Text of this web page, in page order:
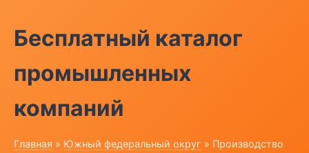
Бесплатный каталог
промышленных
компаний
Главная » Южный федеральный округ » Производство